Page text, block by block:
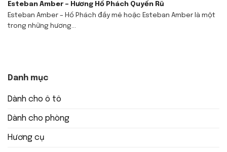
Esteban Amber – Hương Hổ Phách Quyến Rũ
Esteban Amber – Hổ Phách đầy mê hoặc Esteban Amber là một
trong những hương...
Danh mục
Dành cho ô tô
Dành cho phòng
Hương cụ